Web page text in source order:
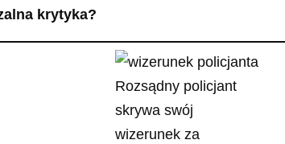
krytyka?
Rozsądny policjant
skrywa swój
wizerunek za